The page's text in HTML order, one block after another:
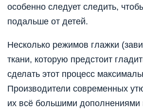
особенно следует следить,
подальше от детей.
Несколько режимов глажки
ткани, которую предстоит
сделать этот процесс
Производители современных
их всё большими дополнениями